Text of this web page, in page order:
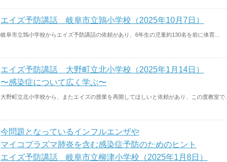
エイズ予防講話 岐阜市立鶉小学校（2025年10月7日）
岐阜市立鶉小学校からエイズ予防講話の依頼があり、6年生の児童約130名を前に体育...
エイズ予防講話 大野町立北小学校（2025年1月14日）
〜感染症について広く学ぶ〜
大野町立北小学校から、またエイズの授業を再開してほしいと依頼があり、この度教室で...
今問題となっているインフルエンザや
マイコプラズマ肺炎を含む感染症予防のためのヒント
エイズ予防講話 岐阜市立柳津小学校（2025年1月8日）